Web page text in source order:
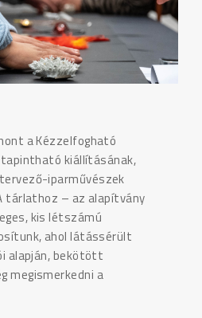
a Kézzelfogható
kiállításának,
iparművészek
tárlathoz – az alapítvány
kis létszámú
ahol látássérült
alapján, bekötött
megismerkedni a